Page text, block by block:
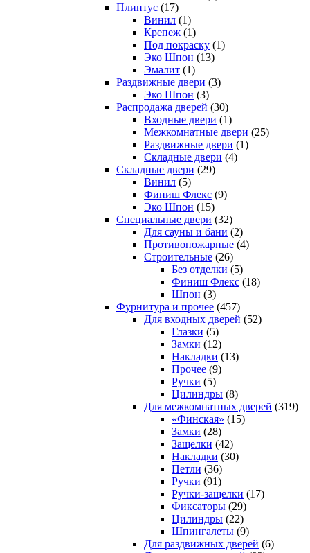
Плинтус (17)
Винил (1)
Крепеж (1)
Под покраску (1)
Эко Шпон (13)
Эмалит (1)
Раздвижные двери (3)
Эко Шпон (3)
Распродажа дверей (30)
Входные двери (1)
Межкомнатные двери (25)
Раздвижные двери (1)
Складные двери (4)
Складные двери (29)
Винил (5)
Финиш Флекс (9)
Эко Шпон (15)
Специальные двери (32)
Для сауны и бани (2)
Противопожарные (4)
Строительные (26)
Без отделки (5)
Финиш Флекс (18)
Шпон (3)
Фурнитура и прочее (457)
Для входных дверей (52)
Глазки (5)
Замки (12)
Накладки (13)
Прочее (9)
Ручки (5)
Цилиндры (8)
Для межкомнатных дверей (319)
«Финская» (15)
Замки (28)
Защелки (42)
Накладки (30)
Петли (36)
Ручки (91)
Ручки-защелки (17)
Фиксаторы (29)
Цилиндры (22)
Шпингалеты (9)
Для раздвижных дверей (6)